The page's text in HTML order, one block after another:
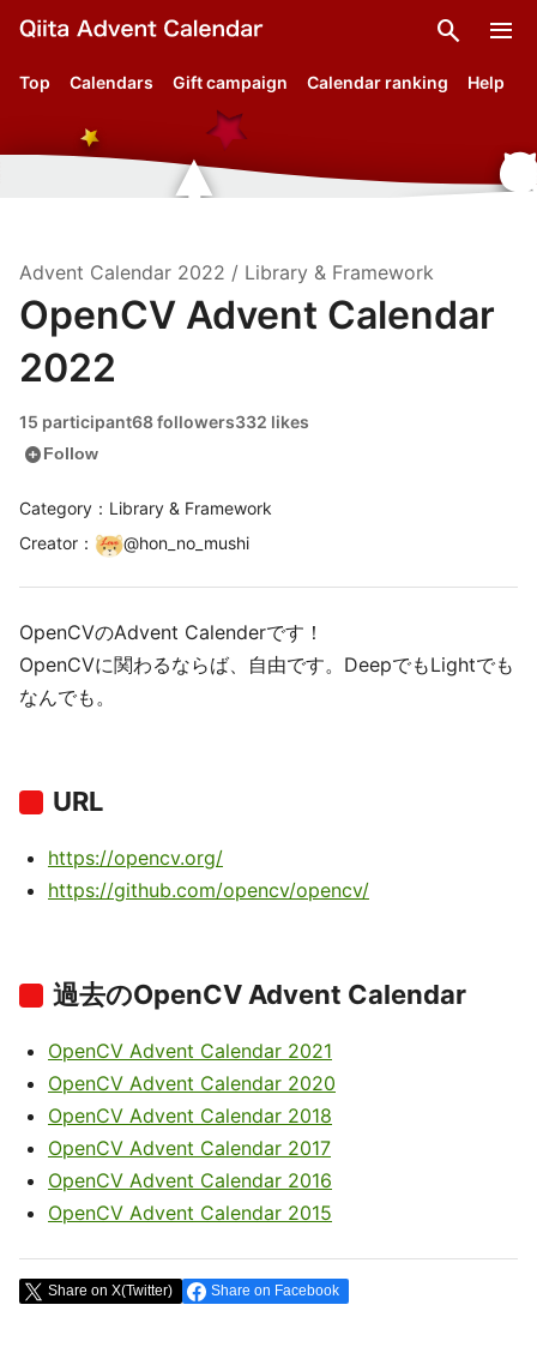
search menu
Top Calendars Gift campaign Calendar ranking Help
Advent Calendar 2022 / Library & Framework
OpenCV Advent Calendar
2022
15 participant68 followers332 likes
add_circleFollow
Category：Library & Framework
Creator ： @hon_no_mushi
OpenCVのAdvent Calenderです！
OpenCVに関わるならば、自由です。DeepでもLightでも
なんでも。
URL
https://opencv.org/
https://github.com/opencv/opencv/
過去のOpenCV Advent Calendar
OpenCV Advent Calendar 2021
OpenCV Advent Calendar 2020
OpenCV Advent Calendar 2018
OpenCV Advent Calendar 2017
OpenCV Advent Calendar 2016
OpenCV Advent Calendar 2015
Share on X(Twitter) Share on Facebook